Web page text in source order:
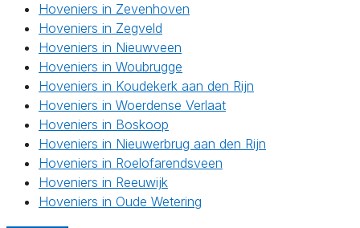
Hoveniers in Zevenhoven
Hoveniers in Zegveld
Hoveniers in Nieuwveen
Hoveniers in Woubrugge
Hoveniers in Koudekerk aan den Rijn
Hoveniers in Woerdense Verlaat
Hoveniers in Boskoop
Hoveniers in Nieuwerbrug aan den Rijn
Hoveniers in Roelofarendsveen
Hoveniers in Reeuwijk
Hoveniers in Oude Wetering